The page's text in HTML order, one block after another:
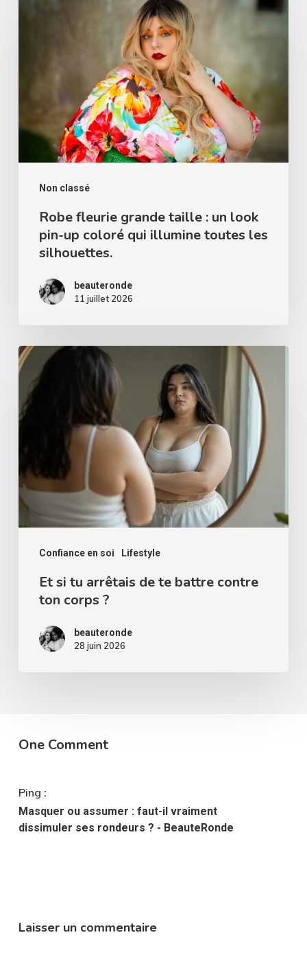
Non classé
look
up
coloré
illumine
toutes
silhouettes.
Robe fleurie grande taille : un look
pin-up coloré qui illumine toutes les
silhouettes.
beauteronde
11 juillet 2026
Confiance en soi Lifestyle
Et
si
tu
arrêtais
de
te
battre
contre
ton
corps
Et si tu arrêtais de te battre contre
ton corps ?
beauteronde
28 juin 2026
One Comment
Ping :
Masquer ou assumer : faut-il vraiment
dissimuler ses rondeurs ? - BeauteRonde
Laisser un commentaire